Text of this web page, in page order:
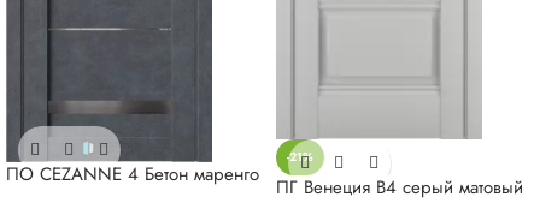
ПО CEZANNE 4 Бетон маренго
-21%
ПГ Венеция В4 серый матовый